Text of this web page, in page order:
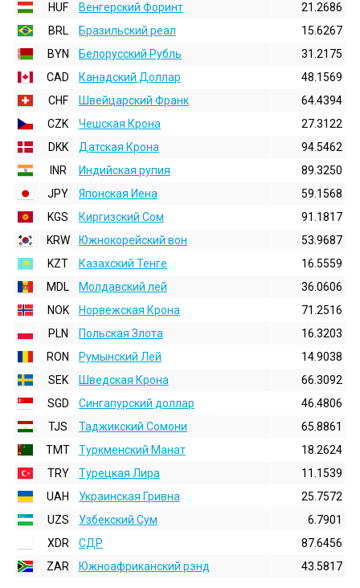
HUF
Венгерский Форинт
21.2686
BRL
Бразильский реал
15.6267
BYN
Белорусский Рубль
31.2175
CAD
Канадский Доллар
48.1569
CHF
Швейцарский Франк
64.4394
CZK
Чешская Крона
27.3122
DKK
Датская Крона
94.5462
INR
Индийская pупия
89.3250
JPY
Японская Иена
59.1568
KGS
Киргизский Сом
91.1817
KRW
Южнокорейский вон
53.9687
KZT
Казахский Тенге
16.5559
MDL
Молдавский лей
36.0606
NOK
Норвежская Крона
71.2516
PLN
Польская Злота
16.3203
RON
Румынский Лей
14.9038
SEK
Шведская Крона
66.3092
SGD
Сингапурский доллар
46.4806
TJS
Таджикский Сомони
65.8861
TMT
Туркменский Манат
18.2624
TRY
Турецкая Лира
11.1539
UAH
Украинская Гривна
25.7572
UZS
Узбекский Сум
6.7901
XDR
СДР
87.6456
ZAR
Южноафриканский рэнд 43.5817